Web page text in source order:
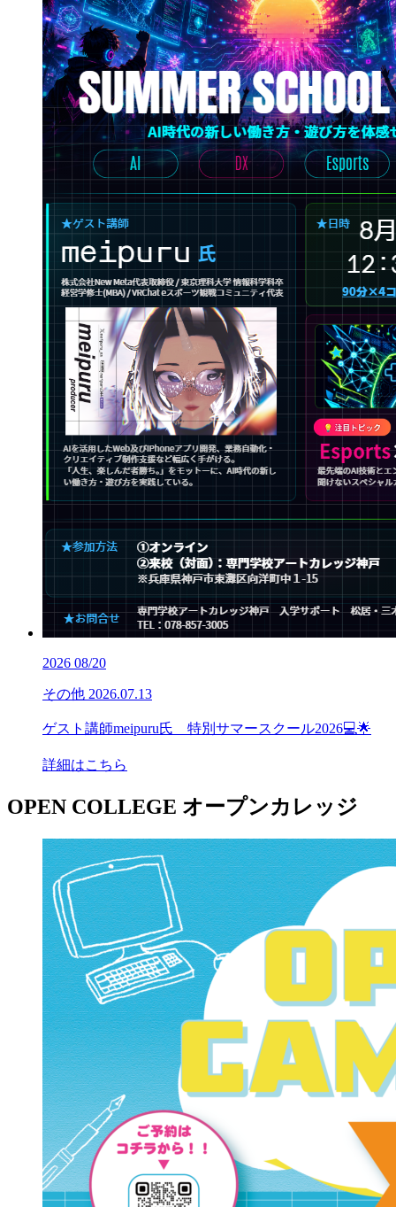
2026 08/20
その他 2026.07.13
ゲスト講師meipuru氏 特別サマースクール2026💻🌟
詳細はこちら
OPEN COLLEGE オープンカレッジ